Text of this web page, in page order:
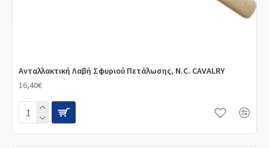
Ανταλλακτική Λαβή Σφυριού Πετάλωσης, N.C. CAVALRY
16,40€